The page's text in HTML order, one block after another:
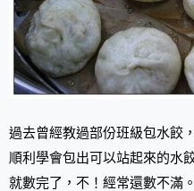
過去曾經教過部份班級包水餃
順利學會包出可以站起來的水
就數完了，不！經常還數不滿